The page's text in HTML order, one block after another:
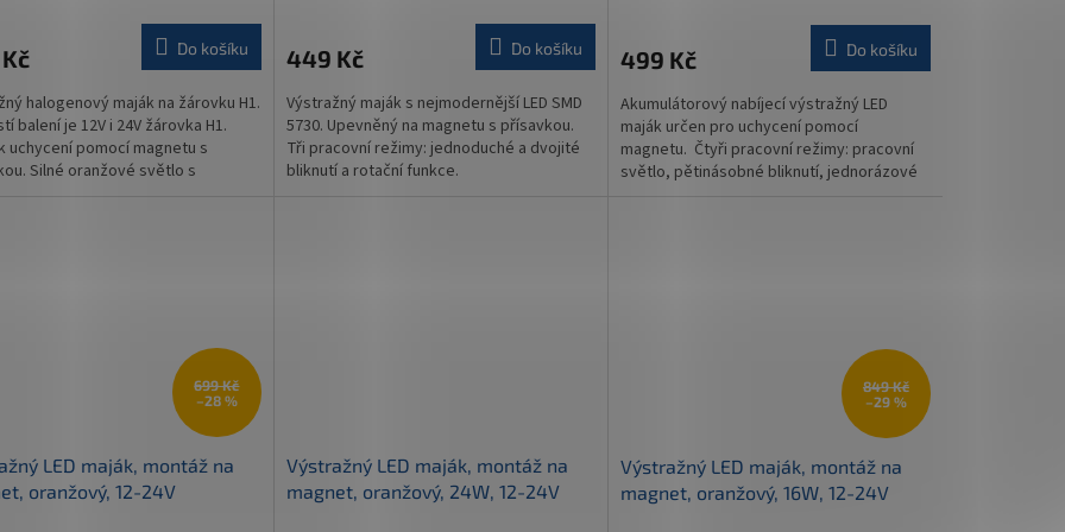
Do košíku
halogenový maják na žárovku H1.
balení je 12V i 24V žárovka H1.
uchycení pomocí magnetu s
Silné oranžové světlo s
449 Kč Do košíku
Výstražný maják s nejmodernější LED SMD
5730. Upevněný na magnetu s přísavkou.
Tři pracovní režimy: jednoduché a dvojité
bliknutí a rotační funkce.
499 Kč Do košíku
Akumulátorový nabíjecí výstražný LED
maják určen pro uchycení pomocí
magnetu. Čtyři pracovní režimy: pracovní
světlo, pětinásobné bliknutí, jednorázové
699 Kč
–28 %
LED maják, montáž na
oranžový, 12-24V
Výstražný LED maják, montáž na
magnet, oranžový, 24W, 12-24V
849 Kč
–29 %
Výstražný LED maják, montáž na
magnet, oranžový, 16W, 12-24V